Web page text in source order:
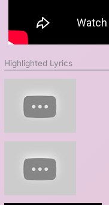
Highlighted Lyrics